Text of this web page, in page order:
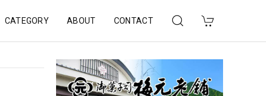
CATEGORY ABOUT CONTACT